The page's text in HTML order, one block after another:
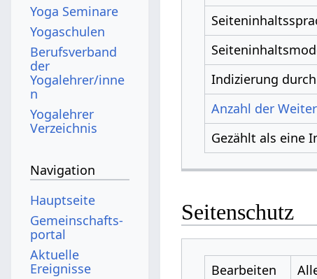
Indizierung
Anzahl der
Gezählt als eine
Seitenschutz
Bearbeiten
Yoga Seminare
Yogaschulen
Berufsverband
der
Yogalehrer/inne
n
Yogalehrer
Verzeichnis
Navigation
Hauptseite
Gemeinschafts­
portal
Aktuelle
Ereignisse